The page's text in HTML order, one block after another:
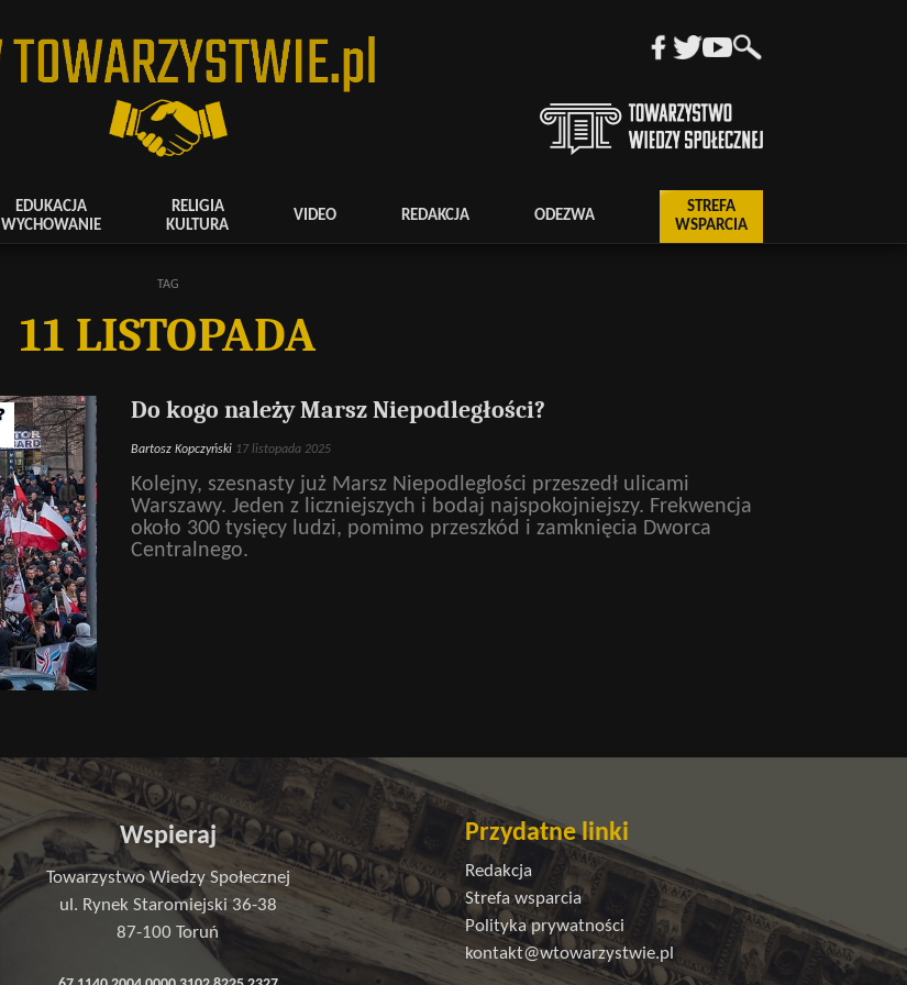
EDUKACJA
WYCHOWANIE
RELIGIA
KULTURA
VIDEO REDAKCJA ODEZWA
STREFA
WSPARCIA
TAG
11 LISTOPADA
Do kogo należy Marsz Niepodległości?
Bartosz Kopczyński 17 listopada 2025
Kolejny, szesnasty już Marsz Niepodległości przeszedł ulicami
Warszawy. Jeden z liczniejszych i bodaj najspokojniejszy. Frekwencja
około 300 tysięcy ludzi, pomimo przeszkód i zamknięcia Dworca
Centralnego.
Wspieraj
Towarzystwo Wiedzy Społecznej
ul. Rynek Staromiejski 36-38
87-100 Toruń
Przydatne linki
Redakcja
Strefa wsparcia
Polityka prywatności
kontakt@wtowarzystwie.pl